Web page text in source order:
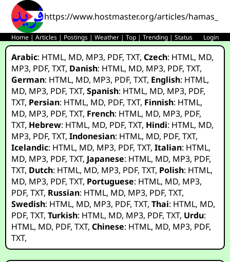
https://www.hostmaster.org/articles/
Home |Articles | Postings |Weather |Top |Trending |Status Login
Arabic: HTML, MD, MP3, PDF,TXT,Czech: HTML, MD,
MP3, PDF,TXT, Danish: HTML, MD, MP3, PDF,TXT,
German: HTML, MD, MP3, PDF,TXT, English: HTML,
MD, MP3, PDF,TXT,Spanish: HTML, MD, MP3, PDF,
TXT, Persian: HTML, MD, PDF,TXT, Finnish: HTML,
MD, MP3, PDF,TXT, French: HTML, MD, MP3, PDF,
TXT, Hebrew: HTML, MD, PDF,TXT, Hindi: HTML, MD,
MP3, PDF,TXT,Indonesian: HTML, MD, PDF,TXT,
Icelandic: HTML, MD, MP3, PDF,TXT,Italian: HTML,
MD, MP3, PDF,TXT, Japanese: HTML, MD, MP3, PDF,
TXT, Dutch: HTML, MD, MP3, PDF,TXT, Polish: HTML,
MD, MP3, PDF,TXT, Portuguese: HTML, MD, MP3,
PDF,TXT, Russian: HTML, MD, MP3, PDF,TXT,
Swedish: HTML, MD, MP3, PDF,TXT,Thai: HTML, MD,
PDF,TXT,Turkish: HTML, MD, MP3, PDF,TXT, Urdu:
HTML, MD, PDF,TXT,Chinese: HTML, MD, MP3, PDF,
TXT,